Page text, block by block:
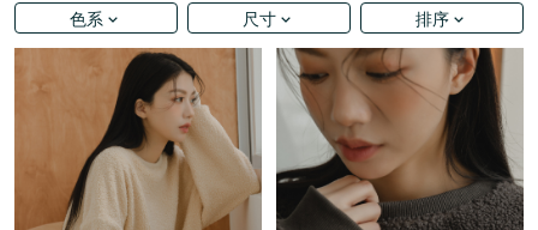
色系 尺寸 排序